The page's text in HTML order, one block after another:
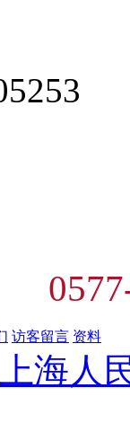
访客留言 资料
上海人